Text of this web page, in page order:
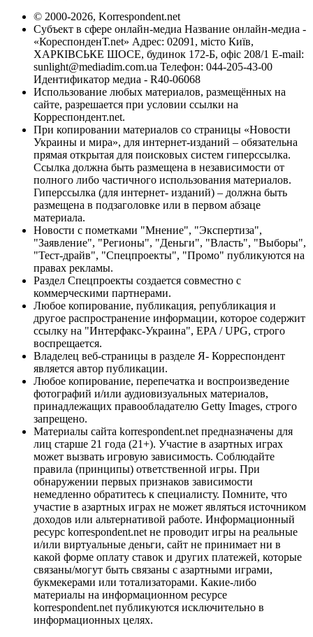
© 2000-2026, Korrespondent.net
Субъект в сфере онлайн-медиа Название онлайн-медиа -
«КореспонденТ.net» Адрес: 02091, місто Київ,
ХАРКІВСЬКЕ ШОСЕ, будинок 172-Б, офіс 208/1 E-mail:
sunlight@mediadim.com.ua Телефон: 044-205-43-00
Идентификатор медиа - R40-06068
Использование любых материалов, размещённых на
сайте, разрешается при условии ссылки на
Корреспондент.net.
При копировании материалов со страницы «Новости
Украины и мира», для интернет-изданий – обязательна
прямая открытая для поисковых систем гиперссылка.
Ссылка должна быть размещена в независимости от
полного либо частичного использования материалов.
Гиперссылка (для интернет- изданий) – должна быть
размещена в подзаголовке или в первом абзаце
материала.
Новости с пометками "Мнение", "Экспертиза",
"Заявление", "Регионы", "Деньги", "Власть", "Выборы",
"Тест-драйв", "Спецпроекты", "Промо" публикуются на
правах рекламы.
Раздел Спецпроекты создается совместно с
коммерческими партнерами.
Любое копирование, публикация, републикация и
другое распространение информации, которое содержит
ссылку на "Интерфакс-Украина", EPA / UPG, строго
воспрещается.
Владелец веб-страницы в разделе Я- Корреспондент
является автор публикации.
Любое копирование, перепечатка и воспроизведение
фотографий и/или аудиовизуальных материалов,
принадлежащих правообладателю Getty Images, строго
запрещено.
Материалы сайта korrespondent.net предназначены для
лиц старше 21 года (21+). Участие в азартных играх
может вызвать игровую зависимость. Соблюдайте
правила (принципы) ответственной игры. При
обнаружении первых признаков зависимости
немедленно обратитесь к специалисту. Помните, что
участие в азартных играх не может являться источником
доходов или альтернативой работе. Информационный
ресурс korrespondent.net не проводит игры на реальные
и/или виртуальные деньги, сайт не принимает ни в
какой форме оплату ставок и других платежей, которые
связаны/могут быть связаны с азартными играми,
букмекерами или тотализаторами. Какие-либо
материалы на информационном ресурсе
korrespondent.net публикуются исключительно в
информационных целях.